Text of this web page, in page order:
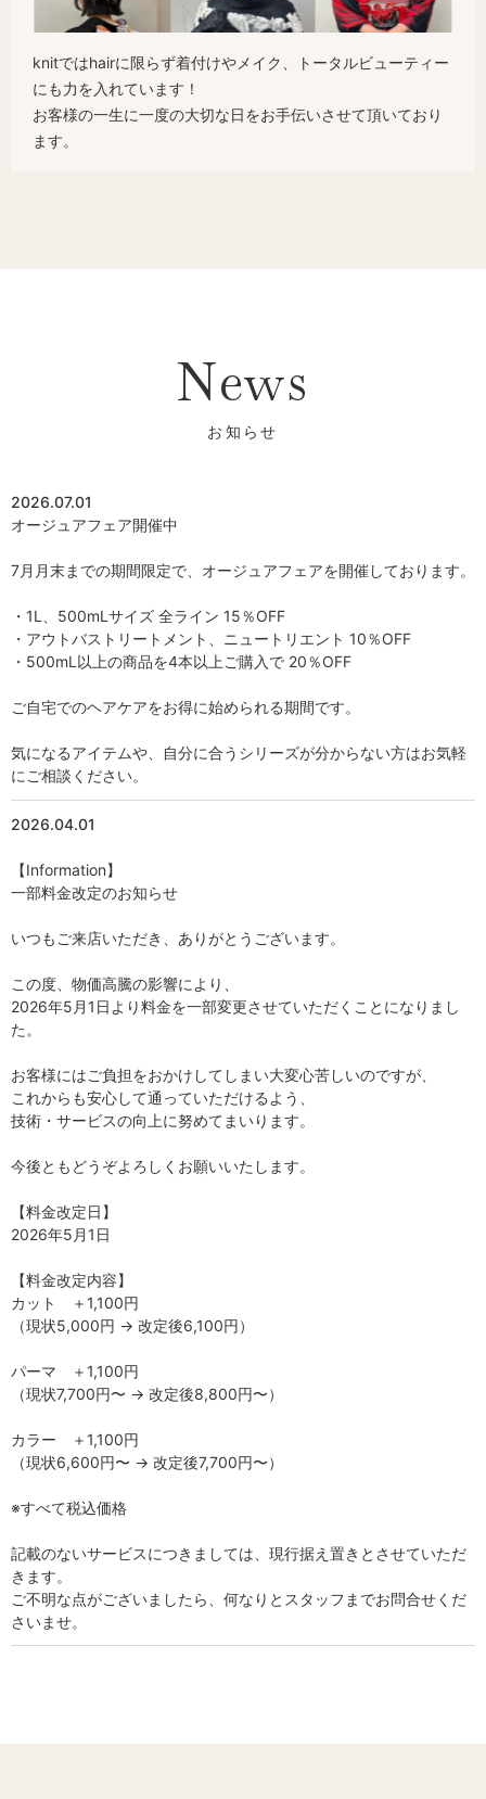
knitではhairに限らず着付けやメイク、トータルビューティー
にも力を入れています！
お客様の一生に一度の大切な日をお手伝いさせて頂いており
ます。
News
2026.07.01
オージュアフェア開催中
7月月末までの期間限定で、オージュアフェアを開催しております。
・1L、500mLサイズ 全ライン 15％OFF
・アウトバストリートメント、ニュートリエント 10％OFF
・500mL以上の商品を4本以上ご購入で 20％OFF
ご自宅でのヘアケアをお得に始められる期間です。
気になるアイテムや、自分に合うシリーズが分からない方はお気軽
にご相談ください。
2026.04.01
【Information】
一部料金改定のお知らせ
いつもご来店いただき、ありがとうございます。
この度、物価高騰の影響により、
2026年5月1日より料金を一部変更させていただくことになりまし
た。
お客様にはご負担をおかけしてしまい大変心苦しいのですが、
これからも安心して通っていただけるよう、
技術・サービスの向上に努めてまいります。
今後ともどうぞよろしくお願いいたします。
【料金改定日】
2026年5月1日
【料金改定内容】
カット ＋1,100円
（現状5,000円 → 改定後6,100円）
パーマ ＋1,100円
（現状7,700円〜 → 改定後8,800円〜）
カラー ＋1,100円
（現状6,600円〜 → 改定後7,700円〜）
※すべて税込価格
記載のないサービスにつきましては、現行据え置きとさせていただ
きます。
ご不明な点がございましたら、何なりとスタッフまでお問合せくだ
さいませ。